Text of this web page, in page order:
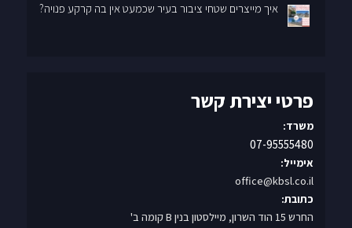
איך מייצרים שטחי ציבור בעיר שכמעט אין בה קרקע פנויה?
פרטי יצירת קשר
משרד:
07-95555480
אימייל:
office@kbsl.co.il
כתובת:
החרש 15 הוד השרון, מיילסטון בנין B קומה ב'